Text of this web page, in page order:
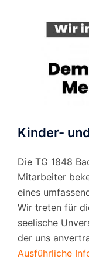
Kinder-
Die TG 1848
Mitarbeiter
eines
Wir treten für
seelische
der uns
Ausführliche